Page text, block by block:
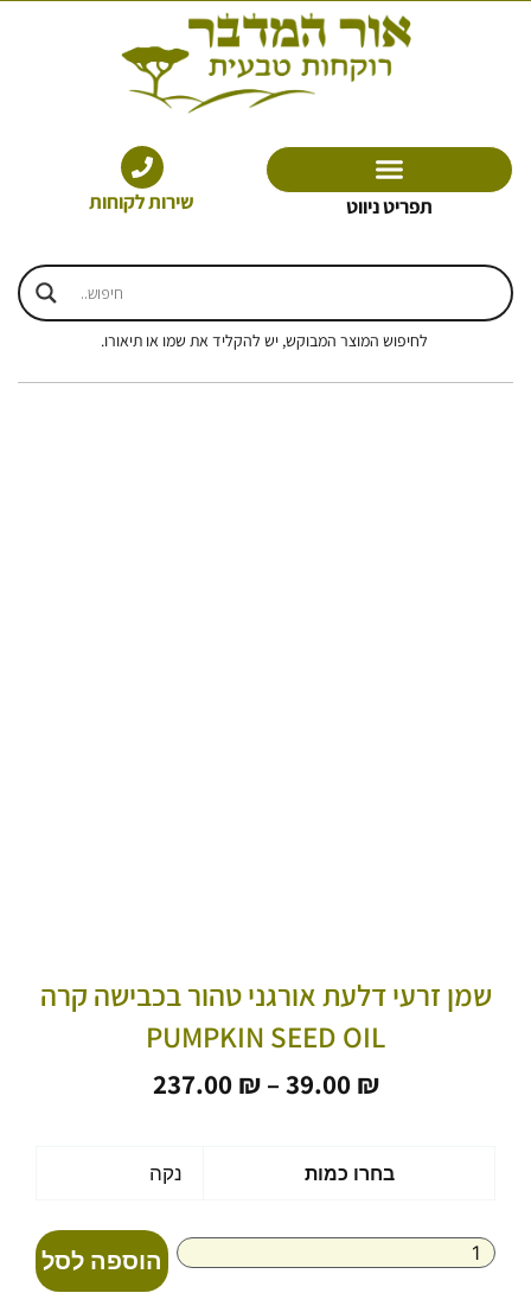
תפריט ניווט שירות לקוחות
לחיפוש המוצר המבוקש, יש להקליד את שמו או תיאורו.
שמן זרעי דלעת אורגני טהור בכבישה קרה
PUMPKIN SEED OIL
39.00 ₪
–
237.00 ₪ טווח
עד בחרו כמות נקה
זרעי
דלעת
הוספה לסל